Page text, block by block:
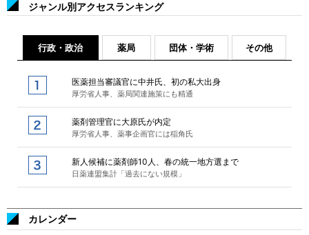
ジャンル別アクセスランキング
行政・政治 薬局 団体・学術 その他
医薬担当審議官に中井氏、初の私大出身
厚労省人事、薬局関連施策にも精通
薬剤管理官に大原氏が内定
厚労省人事、薬事企画官には稲角氏
新人候補に薬剤師10人、春の統一地方選まで
日薬連盟集計「過去にない規模」
カレンダー